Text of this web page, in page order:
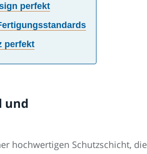
perfekt
perfekt
und
hochwertigen Schutzschicht, die